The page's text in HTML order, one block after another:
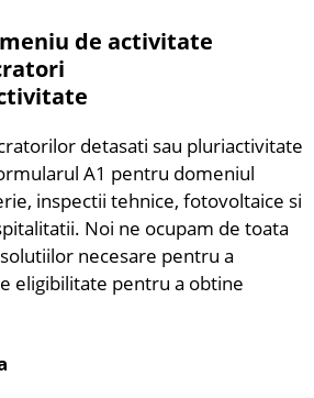
de activitate
detasati sau pluriactivitate
A1 pentru domeniul
inspectii tehnice, fotovoltaice si
Noi ne ocupam de toata
necesare pentru a
eligibilitate pentru a obtine